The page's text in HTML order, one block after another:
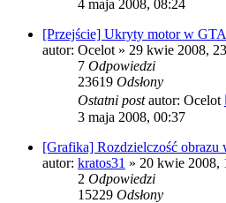
4 maja 2008, 08:24
[Przejście] Ukryty motor w
autor: Ocelot » 29 kwie 2008,
7 Odpowiedzi
23619 Odsłony
Ostatni postautor: Ocelot
3 maja 2008, 00:37
[Grafika] Rozdzielczość obrazu
autor: kratos31 » 20 kwie 2008,
2 Odpowiedzi
15229 Odsłony